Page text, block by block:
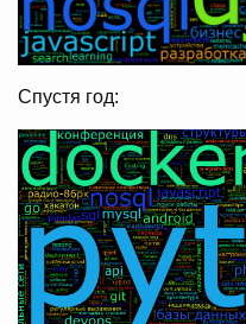
Спустя год: